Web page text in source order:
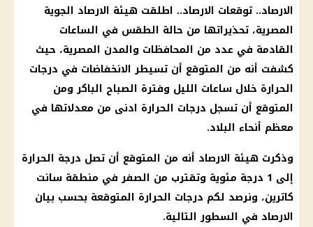
الارصاد.. توقعات الارصاد.. اطلقت هيئة الارصاد الجوية
المصرية، تحذيراتها من حالة الطقس في الساعات
القادمة في عدد من المحافظات والمدن المصرية، حيث
كشفت أنه من المتوقع أن تسيطر الانخفاضات في درجات
الحرارة خلال ساعات الليل وفترة الصباح الباكر ومن
المتوقع أن تسجل درجات الحرارة ادنى من معدلاتها في
معظم أنحاء البلاد.
وذكرت هيئة الارصاد أنه من المتوقع أن تصل درجة الحرارة
إلى 1 درجة مئوية وتقترب من الصفر في منطقة سانت
كاترين، ونرصد لكم درجات الحرارة المتوقعة بحسب بيان
الارصاد في السطور التالية.